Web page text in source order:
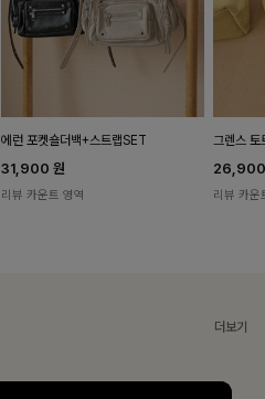
에런 포켓숄더백+스트랩SET
31,900 원
리뷰 카운트 영역
그렌스
리뷰 카운
더보기